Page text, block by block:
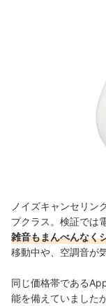
ノイズキャンセリン
プクラス。検証では
雑音もまんべんなく
移動中や、空調音が
同じ価格帯である
能を備えていました